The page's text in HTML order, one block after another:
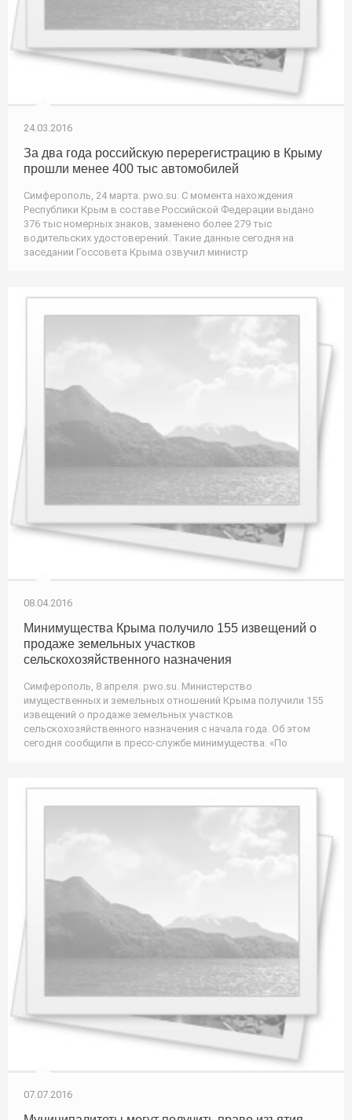
24.03.2016
За два года российскую перерегистрацию в Крыму
прошли менее 400 тыс автомобилей
Симферополь, 24 марта. pwo.su. С момента нахождения
Республики Крым в составе Российской Федерации выдано
376 тыс номерных знаков, заменено более 279 тыс
водительских удостоверений. Такие данные сегодня на
заседании Госсовета Крыма озвучил министр
08.04.2016
Минимущества Крыма получило 155 извещений о
продаже земельных участков
сельскохозяйственного назначения
Симферополь, 8 апреля. pwo.su. Министерство
имущественных и земельных отношений Крыма получили 155
извещений о продаже земельных участков
сельскохозяйственного назначения с начала года. Об этом
сегодня сообщили в пресс-службе минимущества. «По
07.07.2016